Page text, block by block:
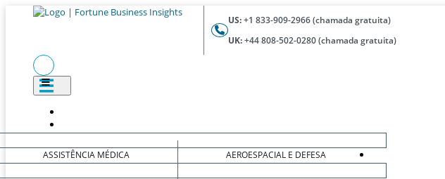
US:+1 833-909-2966 (chamada gratuita)
UK:+44 808-502-0280 (chamada gratuita)
ASSISTÊNCIA MÉDICA AEROESPACIAL E DEFESA